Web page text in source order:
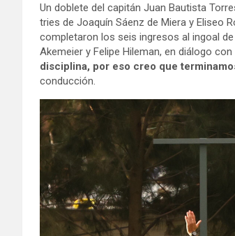
Un doblete del capitán Juan Bautista
tries de Joaquín Sáenz de Miera y Eliseo
completaron los seis ingresos al ingoal
Akemeier y Felipe Hileman, en diálogo con
disciplina, por eso creo que
conducción.